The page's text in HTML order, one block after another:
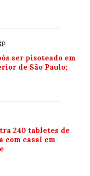
ser pisoteado em
de São Paulo;
240 tabletes de
com casal em